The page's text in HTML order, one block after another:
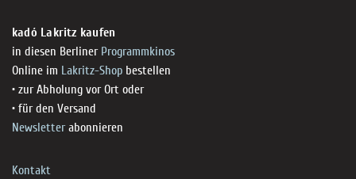
kadó Lakritz kaufen
in diesen Berliner Programmkinos
Online im Lakritz-Shop bestellen
• zur Abholung vor Ort oder
• für den Versand
Newsletterabonnieren
Kontakt